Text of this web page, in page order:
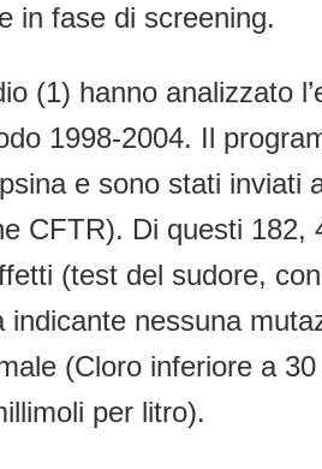
in fase di screening.
(1) hanno analizzato
1998-2004. Il
e sono stati inviati
CFTR). Di questi
(test del sudore,
nessuna
(Cloro inferiore a
per litro).